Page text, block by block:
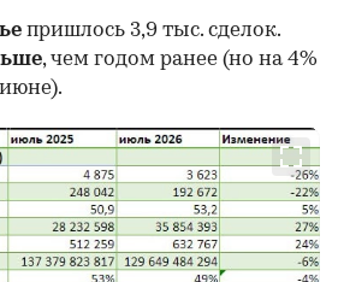
пришлось 3,9 тыс. сделок.
, чем годом ранее (но на 4%